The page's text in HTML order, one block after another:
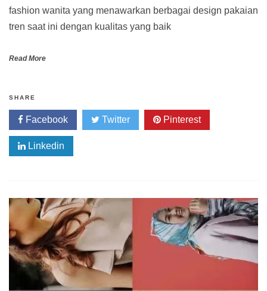
fashion wanita yang menawarkan berbagai design pakaian
tren saat ini dengan kualitas yang baik
Read More
SHARE
Facebook Twitter Pinterest
Linkedin